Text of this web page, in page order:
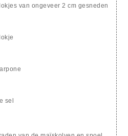
van ongeveer 2 cm gesneden
sel